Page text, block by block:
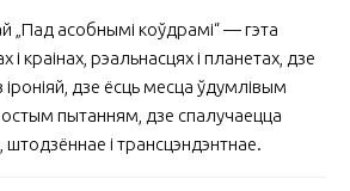
„Пад асобнымі коўдрамі“ — гэта
краінах, рэальнасцях і планетах, дзе
дзе ёсць месца ўдумлівым
пытанням, дзе спалучаецца
штодзённае і трансцэндэнтнае.